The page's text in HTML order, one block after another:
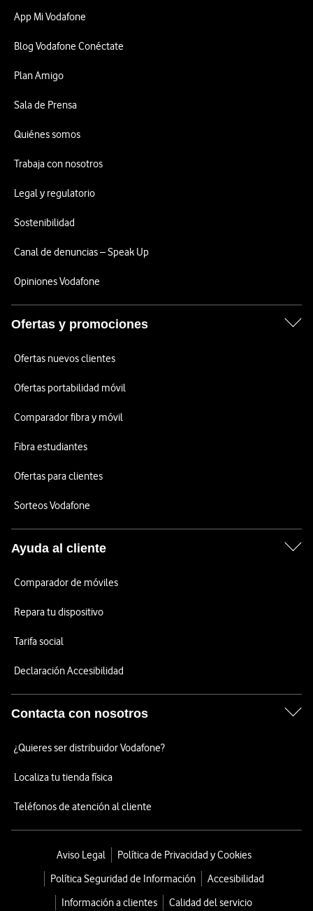
App Mi Vodafone
Blog Vodafone Conéctate
Plan Amigo
Sala de Prensa
Quiénes somos
Trabaja con nosotros
Legal y regulatorio
Sostenibilidad
Canal de denuncias – Speak Up
Opiniones Vodafone
Ofertas y promociones
Ofertas nuevos clientes
Ofertas portabilidad móvil
Comparador fibra y móvil
Fibra estudiantes
Ofertas para clientes
Sorteos Vodafone
Ayuda al cliente
Comparador de móviles
Repara tu dispositivo
Tarifa social
Declaración Accesibilidad
Contacta con nosotros
¿Quieres ser distribuidor Vodafone?
Localiza tu tienda física
Teléfonos de atención al cliente
Aviso Legal
Política de Privacidad y Cookies
Política Seguridad de Información
Accesibilidad
Información a clientes
Calidad del servicio